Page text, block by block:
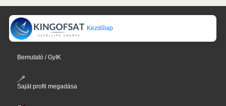
Kezdőlap
Bemutató / GyIK
Saját profil megadása